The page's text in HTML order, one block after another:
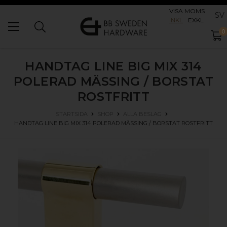
VISA MOMS
INKL
EXKL SV
0
HANDTAG LINE BIG MIX 314
POLERAD MÄSSING / BORSTAT
ROSTFRITT
STARTSIDA SHOP
ALLA BESLAG
HANDTAG LINE BIG MIX 314 POLERAD MÄSSING / BORSTAT ROSTFRITT